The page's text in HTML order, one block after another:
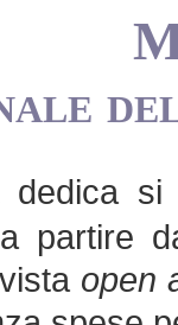
dedica si
a partire
open